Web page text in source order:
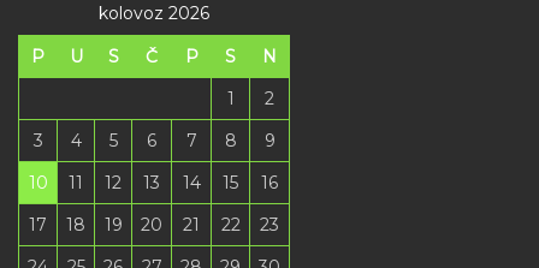
kolovoz 2026
P
U S Č P S
N
1
2
3
4 5 6 7 8
9
10
11 12 13 14 15
16
17
18 19 20 21 22
23